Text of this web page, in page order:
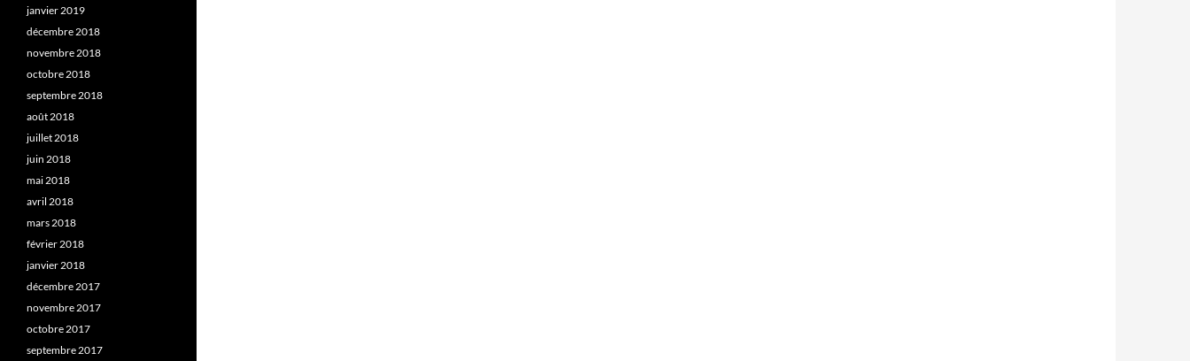
janvier 2019
décembre 2018
novembre 2018
octobre 2018
septembre 2018
août 2018
juillet 2018
juin 2018
mai 2018
avril 2018
mars 2018
février 2018
janvier 2018
décembre 2017
novembre 2017
octobre 2017
septembre 2017